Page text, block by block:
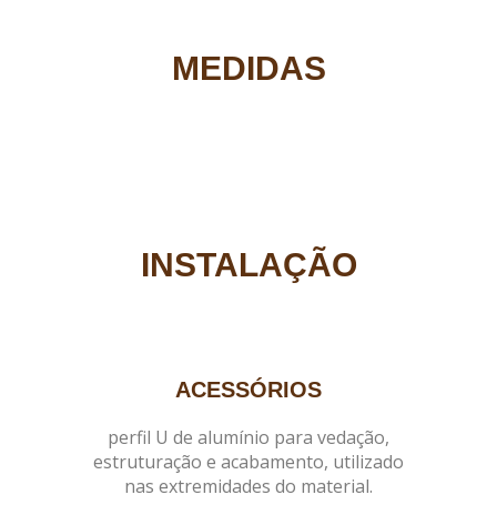
MEDIDAS
INSTALAÇÃO
ACESSÓRIOS
perfil U de alumínio para vedação,
estruturação e acabamento, utilizado
nas extremidades do material.